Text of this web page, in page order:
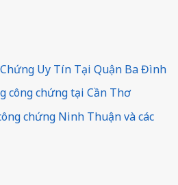
Uy Tín Tại Quận Ba Đình
công chứng tại Cần Thơ
chứng Ninh Thuận và các